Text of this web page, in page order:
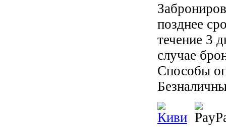
позднее
течение 3
случае
Способы